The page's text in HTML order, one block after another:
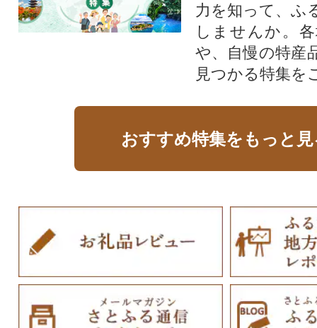
力を知って、ふ
しませんか。
や、自慢の特産
見つかる特集を
おすすめ特集をもっと